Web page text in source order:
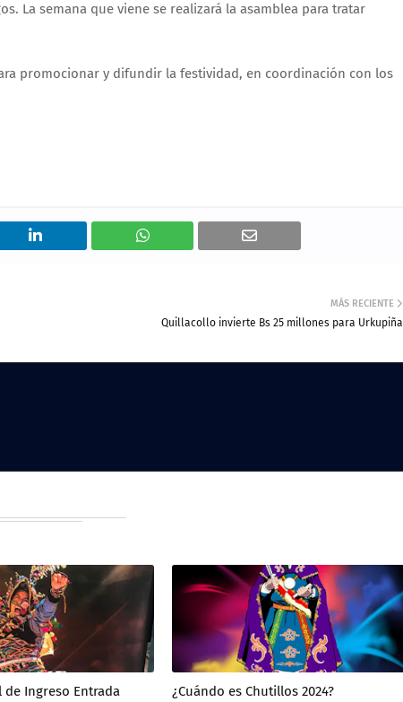
La semana que viene se realizará la asamblea para tratar
promocionar y difundir la festividad, en coordinación con los
MÁS RECIENTE
Quillacollo invierte Bs 25 millones para Urkupiña
de Ingreso Entrada
¿Cuándo es Chutillos 2024?